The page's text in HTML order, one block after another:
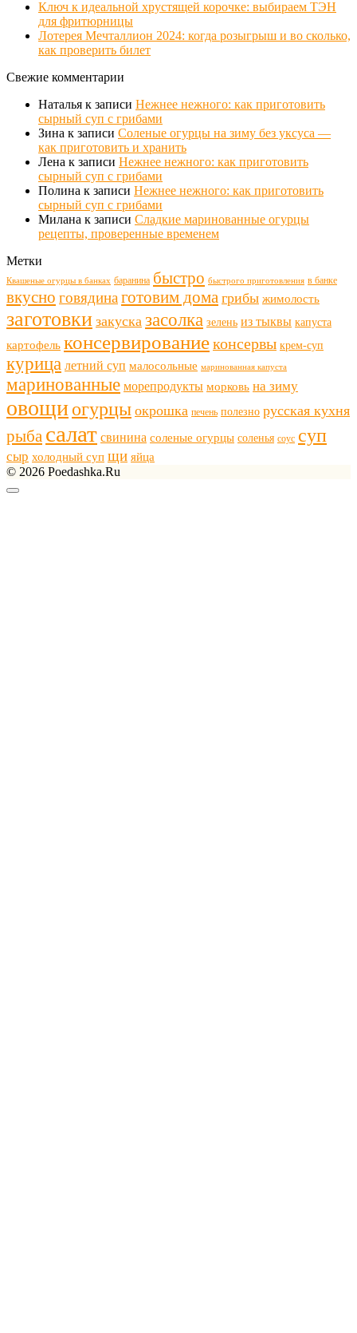
Ключ к идеальной хрустящей корочке: выбираем ТЭН
для фритюрницы
Лотерея Мечталлион 2024: когда розыгрыш и во сколько,
как проверить билет
Свежие комментарии
Наталья к записи Нежнее нежного: как приготовить
сырный суп с грибами
Зина к записи Соленые огурцы на зиму без уксуса —
как приготовить и хранить
Лена к записи Нежнее нежного: как приготовить
сырный суп с грибами
Полина к записи Нежнее нежного: как приготовить
сырный суп с грибами
Милана к записи Сладкие маринованные огурцы
рецепты, проверенные временем
Метки
Квашеные огурцы в банках баранина быстро быстрого приготовления в банке
вкусно говядинаготовим дома грибы жимолость
заготовки закуска засолка зелень из тыквы капуста
картофель консервированиеконсервы крем-суп
курица летний суп малосольные маринованная капуста
маринованные морепродукты морковь на зиму
овощиогурцы окрошка печень полезно русская кухня
рыба салат свинина соленые огурцы соленья соус суп
сыр холодный суп щи яйца
© 2026 Poedashka.Ru